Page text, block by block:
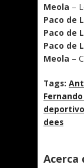
Meola –
Paco de
Paco de
Paco de
Meola –
Tags:
deportivo
dees
Acerca